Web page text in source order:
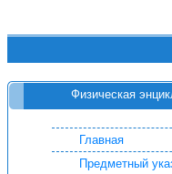
Физическая
Главная
Предметный